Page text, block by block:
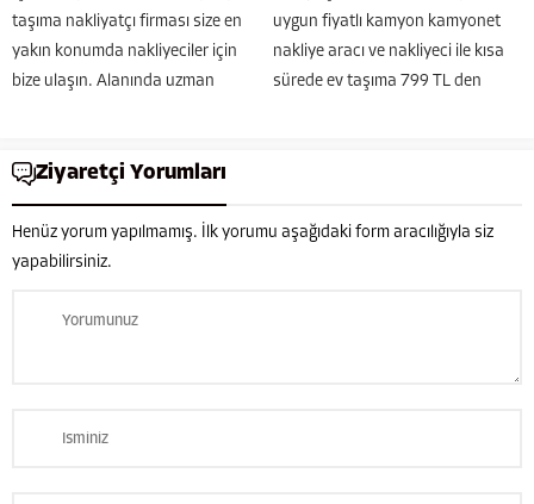
taşıma nakliyatçı firması size en
yakın konumda nakliyeciler için
bize ulaşın. Alanında uzman
uygun fiyatlara yapılmaktadır.
Nakliyat firması olarak sigortalı...
uygun fiyatlı kamyon kamyonet
nakliye aracı ve nakliyeci ile kısa
sürede ev taşıma 799 TL den
Ziyaretçi Yorumları
Henüz yorum yapılmamış. İlk yorumu aşağıdaki form aracılığıyla siz
yapabilirsiniz.